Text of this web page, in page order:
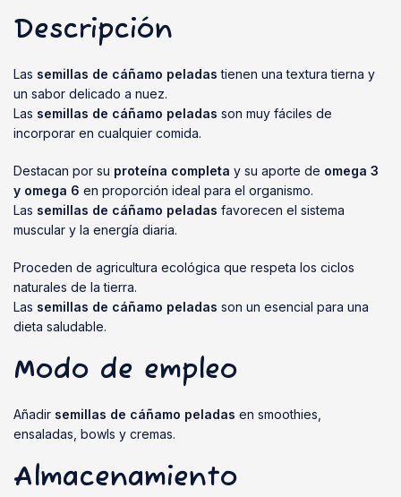
Descripción
Las semillas de cáñamo peladas tienen una textura tierna y
un sabor delicado a nuez.
Las semillas de cáñamo peladas son muy fáciles de
incorporar en cualquier comida.
Destacan por su proteína completa y su aporte de omega 3
y omega 6 en proporción ideal para el organismo.
Las semillas de cáñamo peladas favorecen el sistema
muscular y la energía diaria.
Proceden de agricultura ecológica que respeta los ciclos
naturales de la tierra.
Las semillas de cáñamo peladas son un esencial para una
dieta saludable.
Modo de empleo
Añadir semillas de cáñamo peladas en smoothies,
ensaladas, bowls y cremas.
Almacenamiento